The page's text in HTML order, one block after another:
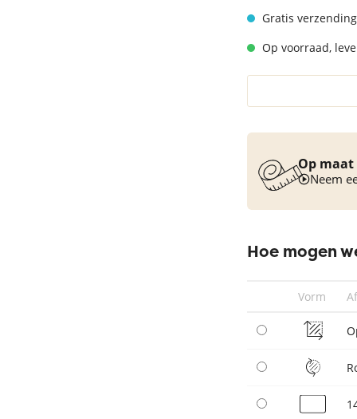
Vloerkleed turquoise
Gratis
Op voorraad,
Op
Neem
Hoe mogen
Vorm